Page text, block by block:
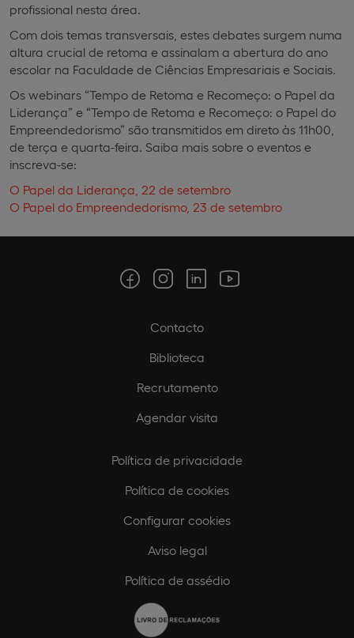
profissional nesta área.
Com dois temas transversais, estes debates surgem numa
altura crucial de retoma e assinalam a abertura do ano
escolar na Faculdade de Ciências Empresariais e Sociais.
Os webinars “Tempo de Retoma e Recomeço: o Papel da
Liderança” e “Tempo de Retoma e Recomeço: o Papel do
Empreendedorismo” são transmitidos em direto às 11h00,
de terça e quarta-feira. Saiba mais sobre o eventos e
inscreva-se:
O Papel da Liderança, 22 de setembro
O Papel do Empreendedorismo, 23 de setembro
Contacto
Biblioteca
Recrutamento
Agendar visita
Política de privacidade
Política de cookies
Configurar cookies
Aviso legal
Política de assédio